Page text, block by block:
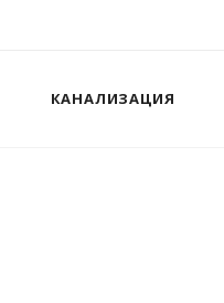
КАНАЛИЗАЦИЯ